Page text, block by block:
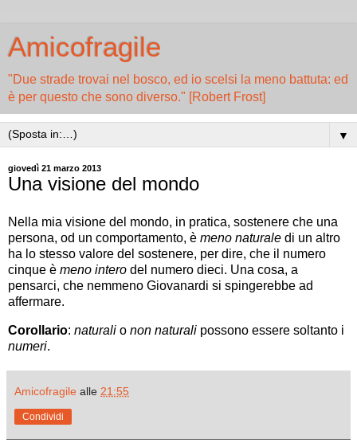
Amicofragile
"Due strade trovai nel bosco, ed io scelsi la meno battuta: ed
è per questo che sono diverso." [Robert Frost]
▼
giovedì 21 marzo 2013
Una visione del mondo
Nella mia visione del mondo, in pratica, sostenere che una
persona, od un comportamento, è meno naturale di un altro
ha lo stesso valore del sostenere, per dire, che il numero
cinque è meno intero del numero dieci. Una cosa, a
pensarci, che nemmeno Giovanardi si spingerebbe ad
affermare.
Corollario: naturali o non naturali possono essere soltanto i
numeri.
Amicofragile alle 21:55
Condividi